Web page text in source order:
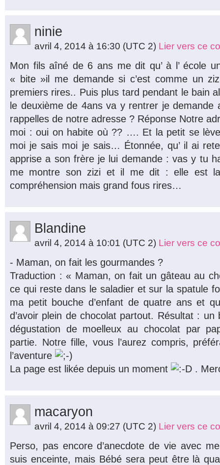
ninie
avril 4, 2014 à 16:30 (UTC 2) Lier vers ce
Mon fils aîné de 6 ans me dit qu’ à l’ école
« bite »il me demande si c’est comme un
premiers rires.. Puis plus tard pendant le bain
le deuxième de 4ans va y rentrer je
rappelles de notre adresse ? Réponse Notre
moi : oui on habite où ?? …. Et la petit se
moi je sais moi je sais… Étonnée, qu’ il ai
apprise a son frère je lui demande : vas y tu
me montre son zizi et il me dit : elle est
compréhension mais grand fous rires…
Blandine
avril 4, 2014 à 10:01 (UTC 2) Lier vers ce
- Maman, on fait les gourmandes ?
Traduction : « Maman, on fait un gâteau au
ce qui reste dans le saladier et sur la spatule
ma petit bouche d’enfant de quatre ans et
d’avoir plein de chocolat partout. Résultat : un
dégustation de moelleux au chocolat par
partie. Notre fille, vous l’aurez compris,
l’aventure
La page est likée depuis un moment
.
macaryon
avril 4, 2014 à 09:27 (UTC 2) Lier vers ce
Perso, pas encore d’anecdote de vie avec
suis enceinte, mais Bébé sera peut être là